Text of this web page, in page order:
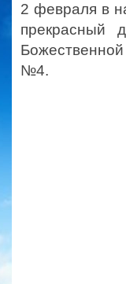
2 февраля в
прекрасный
№4.